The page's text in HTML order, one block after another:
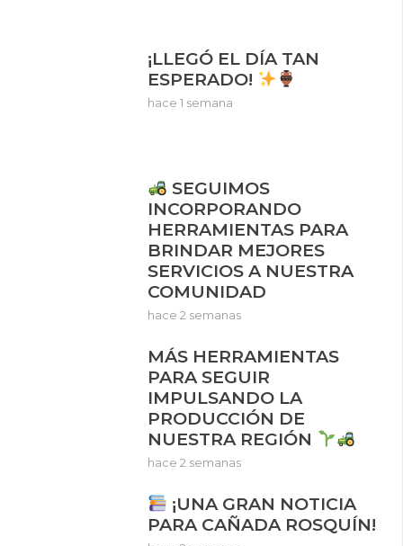
¡LLEGÓ EL DÍA TAN
ESPERADO!
hace 1 semana
SEGUIMOS
INCORPORANDO
HERRAMIENTAS PARA
BRINDAR MEJORES
SERVICIOS A NUESTRA
COMUNIDAD
hace 2 semanas
MÁS HERRAMIENTAS
PARA SEGUIR
IMPULSANDO LA
PRODUCCIÓN DE
NUESTRA REGIÓN
hace 2 semanas
¡UNA GRAN NOTICIA
PARA CAÑADA ROSQUÍN!